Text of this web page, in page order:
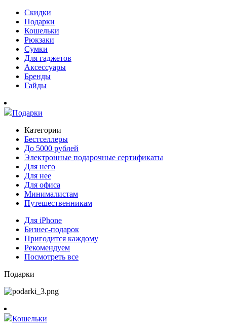
Скидки
Подарки
Кошельки
Рюкзаки
Сумки
Для гаджетов
Аксессуары
Бренды
Гайды
Подарки
Категории
Бестселлеры
До 5000 рублей
Электронные подарочные сертификаты
Для него
Для нее
Для офиса
Минималистам
Путешественникам
Для iPhone
Бизнес-подарок
Пригодится каждому
Рекомендуем
Посмотреть все
Подарки
Кошельки